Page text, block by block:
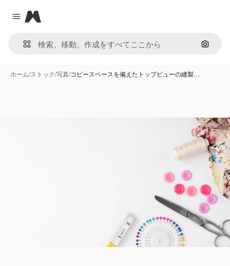
Close menu
Magnific
画像で
ホーム/ストック/写真/コピースペースを備えたトップビューの縫製…